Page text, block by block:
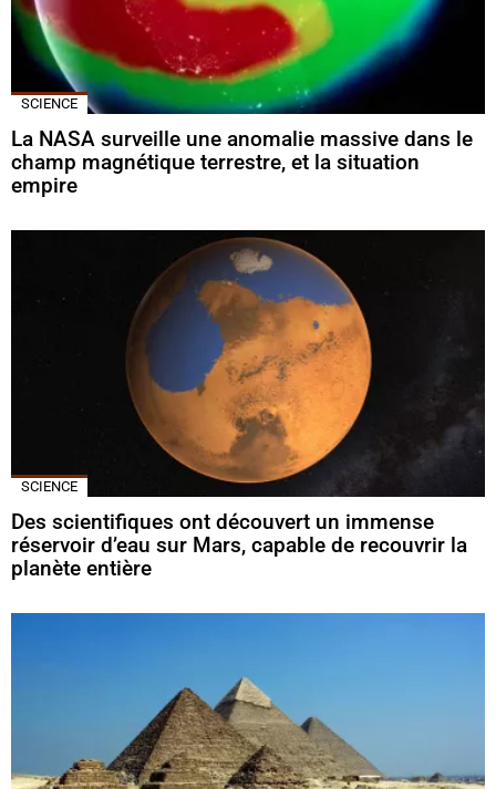
SCIENCE
La NASA surveille une anomalie massive dans le
champ magnétique terrestre, et la situation
empire
SCIENCE
Des scientifiques ont découvert un immense
réservoir d’eau sur Mars, capable de recouvrir la
planète entière